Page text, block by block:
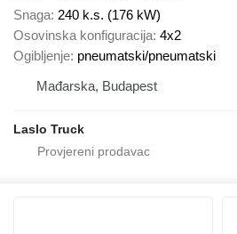
Snaga 240 k.s. (176 kW)
Osovinska konfiguracija 4x2
Ogibljenje pneumatski/pneumatski
Mađarska, Budapest
Laslo Truck